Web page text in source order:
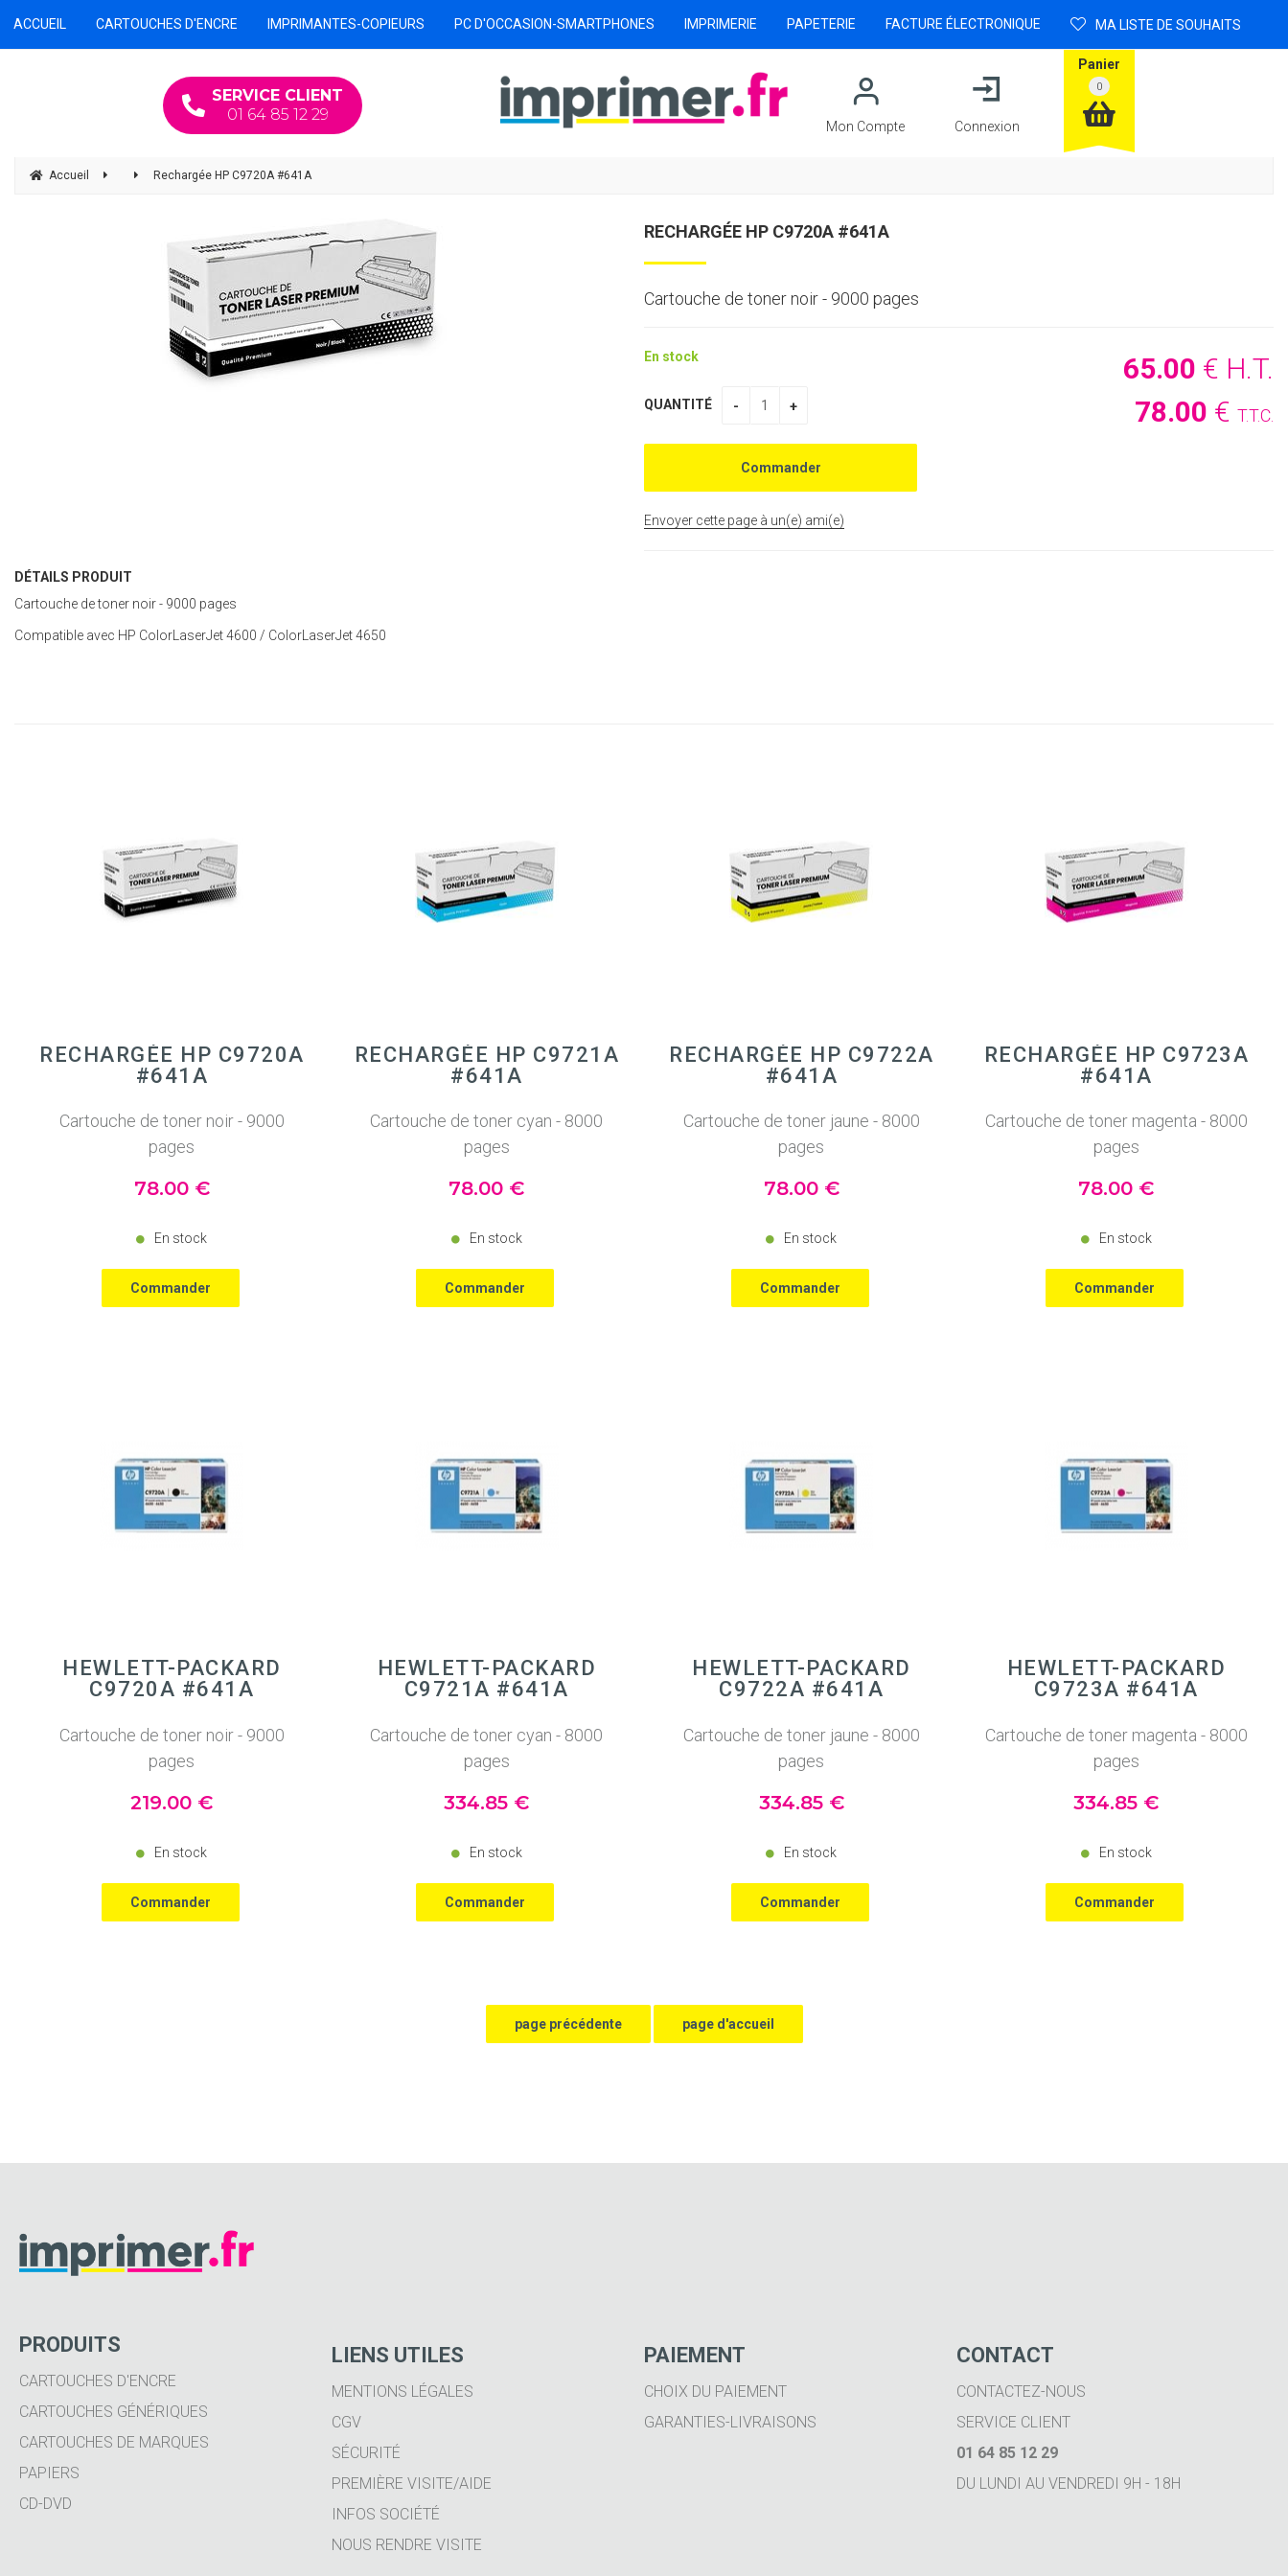
SERVICE CLIENT
01 64 85 12 29
Mon Compte Connexion
Panier
ACCUEIL CARTOUCHES D'ENCRE IMPRIMANTES-COPIEURS PC D'OCCASION-SMARTPHONES IMPRIMERIE PAPETERIE FACTURE ÉLECTRONIQUE MA LISTE DE SOUHAITS
Accueil Rechargée HP C9720A #641A
RECHARGÉE HP C9720A #641A
Cartouche de toner noir - 9000 pages
65.00 € H.T.
78.00 € T.T.C.
En stock
QUANTITÉ
Envoyer cette page à un(e) ami(e)
DÉTAILS PRODUIT
Cartouche de toner noir - 9000 pages
Compatible avec HP ColorLaserJet 4600 / ColorLaserJet 4650
RECHARGÉE HP C9720A
#641A
Cartouche de toner noir - 9000
pages
78.00 €
En stock
RECHARGÉE HP C9721A
#641A
Cartouche de toner cyan - 8000
pages
78.00 €
En stock
RECHARGÉE HP C9722A
#641A
Cartouche de toner jaune - 8000
pages
78.00 €
En stock
RECHARGÉE HP C9723A
#641A
Cartouche de toner magenta - 8000
pages
78.00 €
En stock
HEWLETT-PACKARD
C9720A #641A
Cartouche de toner noir - 9000
pages
219.00 €
En stock
HEWLETT-PACKARD
C9721A #641A
Cartouche de toner cyan - 8000
pages
334.85 €
En stock
HEWLETT-PACKARD
C9722A #641A
Cartouche de toner jaune - 8000
pages
334.85 €
En stock
HEWLETT-PACKARD
C9723A #641A
Cartouche de toner magenta - 8000
pages
334.85 €
En stock
PRODUITS
CARTOUCHES D'ENCRE
CARTOUCHES GÉNÉRIQUES
CARTOUCHES DE MARQUES
PAPIERS
CD-DVD
LIENS UTILES
MENTIONS LÉGALES
CGV
SÉCURITÉ
PREMIÈRE VISITE/AIDE
INFOS SOCIÉTÉ
NOUS RENDRE VISITE
PAIEMENT
CHOIX DU PAIEMENT
GARANTIES-LIVRAISONS
CONTACT
CONTACTEZ-NOUS
SERVICE CLIENT
01 64 85 12 29
DU LUNDI AU VENDREDI 9H - 18H